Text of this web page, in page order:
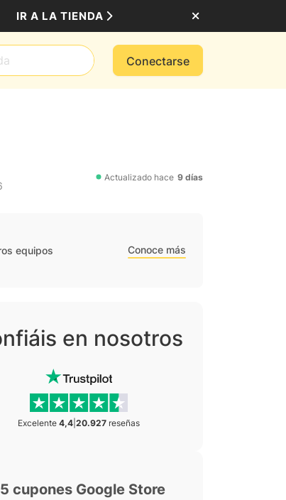
IR A LA TIENDA
Conectarse
Actualizado hace 9 días
equipos Conoce más
en nosotros
Excelente 4,4 20.927 reseñas
cupones Google Store